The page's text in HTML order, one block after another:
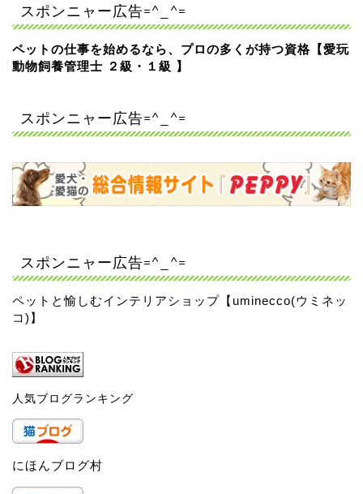
スポンニャー広告=^_^=
ペットの仕事を始めるなら、プロの多くが持つ資格【愛玩
動物飼養管理士 ２級・１級 】
スポンニャー広告=^_^=
スポンニャー広告=^_^=
ペットと愉しむインテリアショップ【uminecco(ウミネッ
コ)】
人気ブログランキング
にほんブログ村